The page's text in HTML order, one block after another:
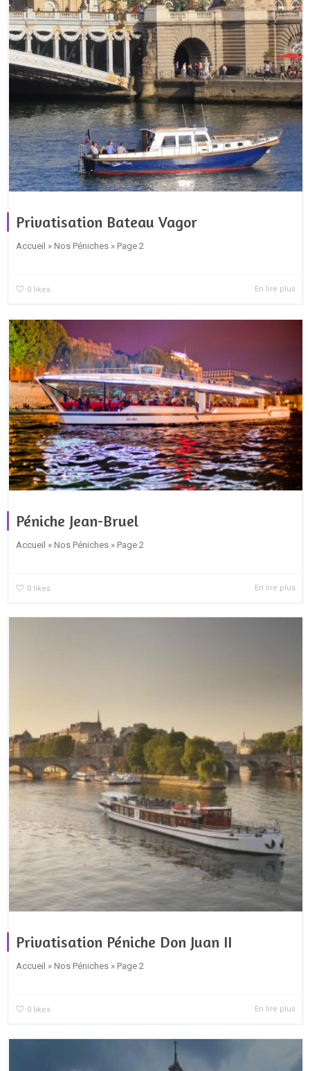
Privatisation Bateau Vagor
Accueil » Nos Péniches » Page 2
0 likes En lire plus
Péniche Jean-Bruel
Accueil » Nos Péniches » Page 2
0 likes En lire plus
Privatisation Péniche Don Juan II
Accueil » Nos Péniches » Page 2
0 likes En lire plus